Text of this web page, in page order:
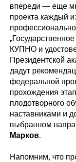
впереди — еще
проекта каждый
КУПНО и
Президентской
дадут
федеральной
прохождения
плодотворного
наставниками и
выбранном
Марков.
Напомним, что